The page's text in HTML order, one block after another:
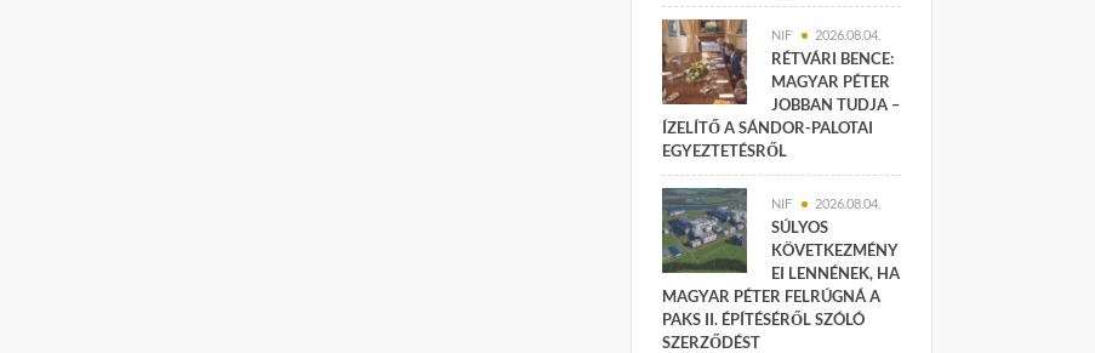
NIF 2026.08.04.
RÉTVÁRI BENCE:
MAGYAR PÉTER
JOBBAN TUDJA –
ÍZELÍTŐ A SÁNDOR-PALOTAI
EGYEZTETÉSRŐL
NIF 2026.08.04.
SÚLYOS
KÖVETKEZMÉNY
EI LENNÉNEK, HA
MAGYAR PÉTER FELRÚGNÁ A
PAKS II. ÉPÍTÉSÉRŐL SZÓLÓ
SZERZŐDÉST